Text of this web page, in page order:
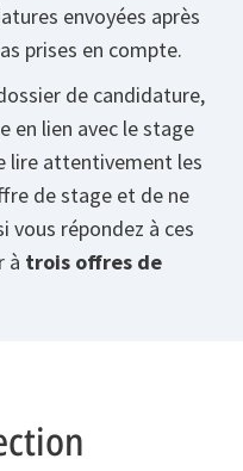
envoyées après
prises en compte.
de candidature,
en lien avec le stage
lire attentivement les
de stage et de ne
vous répondez à ces
à trois offres de